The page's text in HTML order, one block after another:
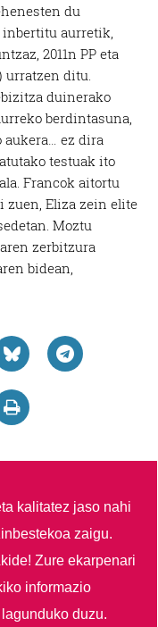
du
inbertitu aurretik,
2011n PP eta
urratzen ditu.
duinerako
berdintasuna,
aukera… ez dira
testuak ito
Francok aitortu
zuen, Eliza zein elite
Moztu
zerbitzura
bidean,
kalitatez jaso nahi
zaigu.
Zure ekarpenari
informazio
duzu.